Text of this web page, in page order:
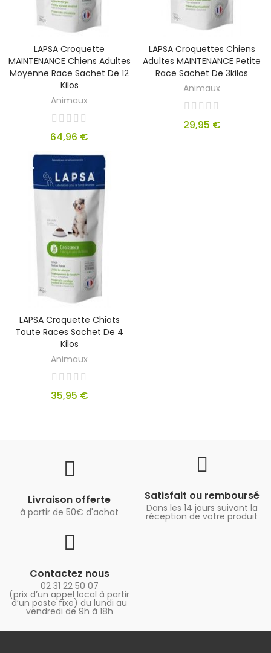
LAPSA Croquette
MAINTENANCE Chiens Adultes
Moyenne Race Sachet De 12
Kilos
Animaux
64,96 €
LAPSA Croquettes Chiens
Adultes MAINTENANCE Petite
Race Sachet De 3kilos
Animaux
29,95 €
LAPSA Croquette Chiots
Toute Races Sachet De 4
Kilos
Animaux
35,95 €
Livraison offerte
à partir de 50€ d'achat
Satisfait ou remboursé
Dans les 14 jours suivant la
réception de votre produit
Contactez nous
02 31 22 50 07
(prix d’un appel local à partir
d’un poste fixe) du lundi au
vendredi de 9h à 18h